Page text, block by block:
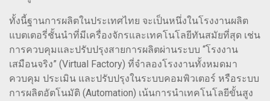
ทั้งนี้ฐานการผลิตในประเทศไทย จะเป็นหนึ่งในโรงงานผลิต
แบตเตอรี่ชั้นนำที่มีเครื่องจักรและเทคโนโลยีทันสมัยที่สุด เช่น
การควบคุมและปรับปรุงสายการผลิตผ่านระบบ “โรงงาน
เสมือนจริง” (Virtual Factory) ที่จำลองโรงงานทั้งหมดมา
ควบคุม ประเมิน และปรับปรุงในระบบคอมพิวเตอร์ หรือระบบ
การผลิตอัตโนมัติ (Automation) เน้นการนำเทคโนโลยีขั้นสูง